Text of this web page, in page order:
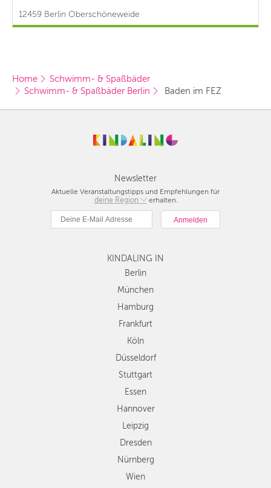
12459 Berlin Oberschöneweide
Home
Schwimm- & Spaßbäder
Schwimm- & Spaßbäder Berlin
Baden im FEZ
Newsletter
Aktuelle Veranstaltungstipps und Empfehlungen für
deine Region
Berlin
Hamburg
Köln
Düsseldorf
Stuttgart
Essen
Dresden
Nürnberg
Wien
Zürich
Andere
Regionen
erhalten.
KINDALING IN
Berlin
München
Hamburg
Frankfurt
Köln
Düsseldorf
Stuttgart
Essen
Hannover
Leipzig
Dresden
Nürnberg
Wien